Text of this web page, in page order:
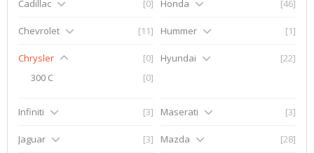
Cadillac [0]
Chevrolet [11]
Chrysler
[0]
300 C
[0]
Honda [46]
Hummer [1]
Hyundai [22]
Infiniti [3]
Jaguar [3]
Maserati [3]
Mazda [28]